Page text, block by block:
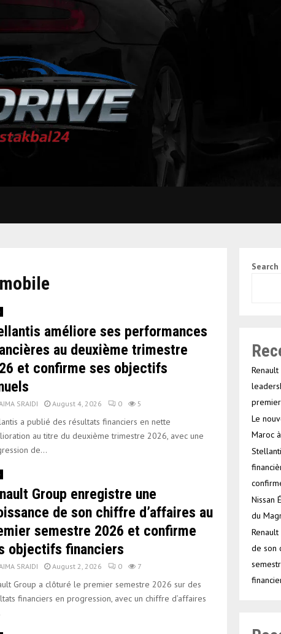
améliore ses performances
au deuxième trimestre
et confirme ses objectifs
SRAIDI August 4, 2026 0 5
a publié des résultats financiers en nette
au titre du deuxième trimestre 2026, avec une
de...
Group enregistre une
de son chiffre d’affaires au
semestre 2026 et confirme
objectifs financiers
SRAIDI August 2, 2026 0 7
Group a clôturé le premier semestre 2026 sur des
financiers en progression, avec un chiffre d’affaires
Search
Le
Maroc
Nissan
du
de son